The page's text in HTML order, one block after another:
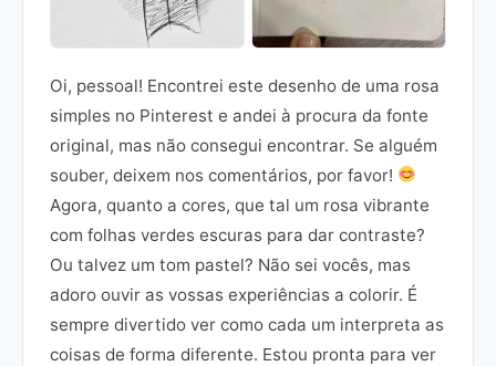
Oi, pessoal! Encontrei este desenho de uma rosa
simples no Pinterest e andei à procura da fonte
original, mas não consegui encontrar. Se alguém
souber, deixem nos comentários, por favor!
Agora, quanto a cores, que tal um rosa vibrante
com folhas verdes escuras para dar contraste?
Ou talvez um tom pastel? Não sei vocês, mas
adoro ouvir as vossas experiências a colorir. É
sempre divertido ver como cada um interpreta as
coisas de forma diferente. Estou pronta para ver